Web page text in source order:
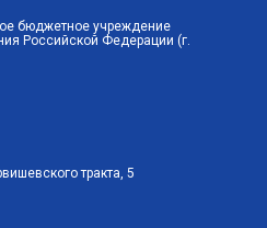
бюджетное учреждение
Российской Федерации (г.
тракта, 5